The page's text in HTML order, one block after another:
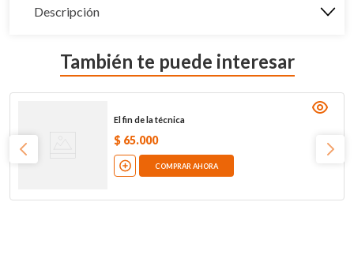
Descripción
También te puede interesar
El fin de la técnica
$ 65.000
COMPRAR AHORA